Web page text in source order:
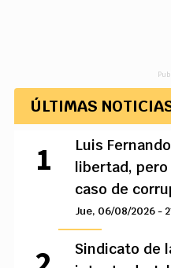
ÚLTIMAS
Luis
libertad,
caso de
Jue, 06/08/2026 -
Sindicato de